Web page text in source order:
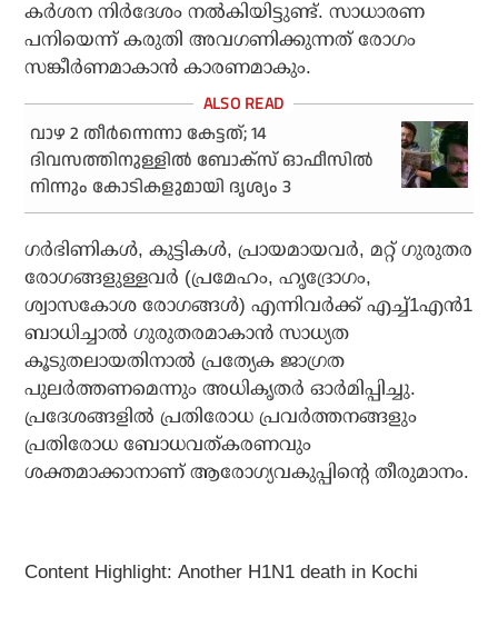
കർശന നിർദേശം നൽകിയിട്ടുണ്ട്. സാധാരണ
പനിയെന്ന് കരുതി അവഗണിക്കുന്നത് രോഗം
സങ്കീർണമാകാൻ കാരണമാകും.
വാഴ 2 തീര്‍ന്നെന്നാ കേട്ടത്; 14
ദിവസത്തിനുള്ളില്‍ ബോക്‌സ് ഓഫീസില്‍
നിന്നും കോടികളുമായി ദൃശ്യം 3
ഗർഭിണികൾ, കുട്ടികൾ, പ്രായമായവർ, മറ്റ് ഗുരുതര
രോഗങ്ങളുള്ളവർ (പ്രമേഹം, ഹൃദ്രോഗം,
ശ്വാസകോശ രോഗങ്ങൾ) എന്നിവർക്ക് എച്ച്1എൻ1
ബാധിച്ചാൽ ഗുരുതരമാകാൻ സാധ്യത
കൂടുതലായതിനാൽ പ്രത്യേക ജാഗ്രത
പുലർത്തണമെന്നും അധികൃതർ ഓർമിപ്പിച്ചു.
പ്രദേശങ്ങളിൽ പ്രതിരോധ പ്രവർത്തനങ്ങളും
പ്രതിരോധ ബോധവത്കരണവും
ശക്തമാക്കാനാണ് ആരോഗ്യവകുപ്പിന്റെ തീരുമാനം.
Content Highlight: Another H1N1 death in Kochi